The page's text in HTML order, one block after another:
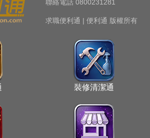
聯絡電話 0800231281
求職便利通 | 便利通 版權所有
裝修清潔通